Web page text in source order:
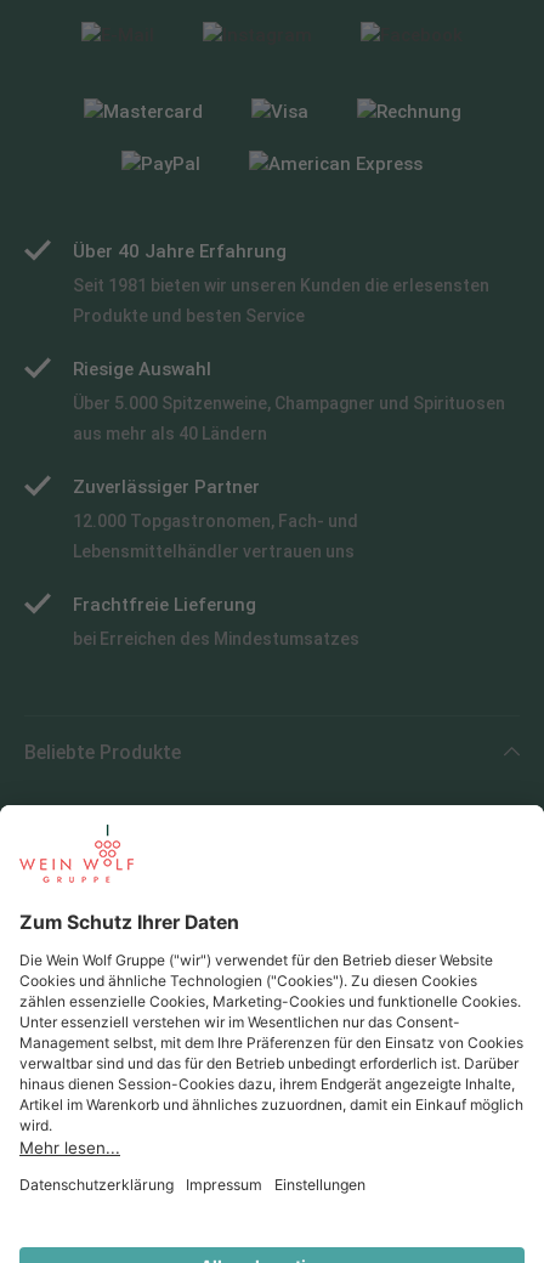
Über 40 Jahre Erfahrung
Seit 1981 bieten wir unseren Kunden die erlesensten
Produkte und besten Service
Riesige Auswahl
Über 5.000 Spitzenweine, Champagner und Spirituosen
aus mehr als 40 Ländern
Zuverlässiger Partner
12.000 Topgastronomen, Fach- und
Lebensmittelhändler vertrauen uns
Frachtfreie Lieferung
bei Erreichen des Mindestumsatzes
Beliebte Produkte
Beliebte Regionen
Beliebte Produzenten
Wein Wolf
Wein Wolf GmbH